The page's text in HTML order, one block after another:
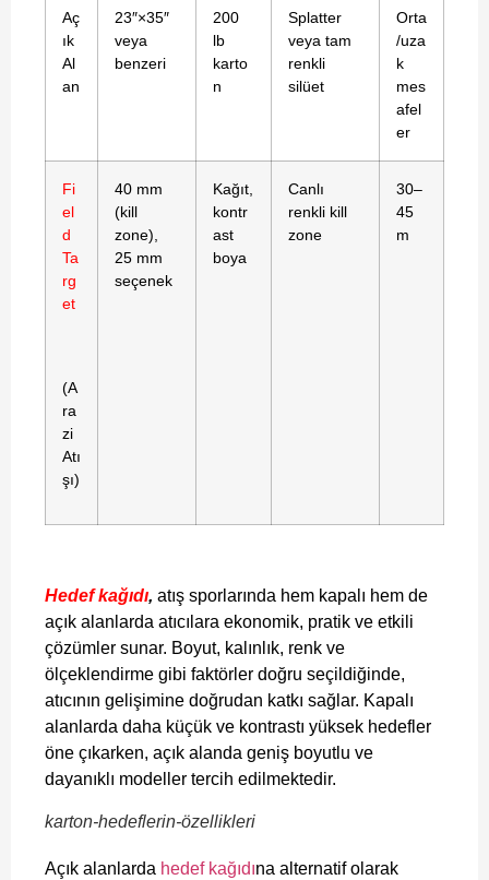
Aç
ık
Al
an
23″×35″
veya
benzeri
200
lb
karto
n
Splatter
veya tam
renkli
silüet
Orta
/uza
k
mes
afel
er
Fi
el
d
Ta
rg
et
(A
ra
zi
Atı
şı)
40 mm
(kill
zone),
25 mm
seçenek
Kağıt,
kontr
ast
boya
Canlı
renkli kill
zone
30–
45
m
Hedef kağıdı, atış sporlarında hem kapalı hem de
açık alanlarda atıcılara ekonomik, pratik ve etkili
çözümler sunar. Boyut, kalınlık, renk ve
ölçeklendirme gibi faktörler doğru seçildiğinde,
atıcının gelişimine doğrudan katkı sağlar. Kapalı
alanlarda daha küçük ve kontrastı yüksek hedefler
öne çıkarken, açık alanda geniş boyutlu ve
dayanıklı modeller tercih edilmektedir.
karton-hedeflerin-özellikleri
Açık alanlarda hedef kağıdına alternatif olarak